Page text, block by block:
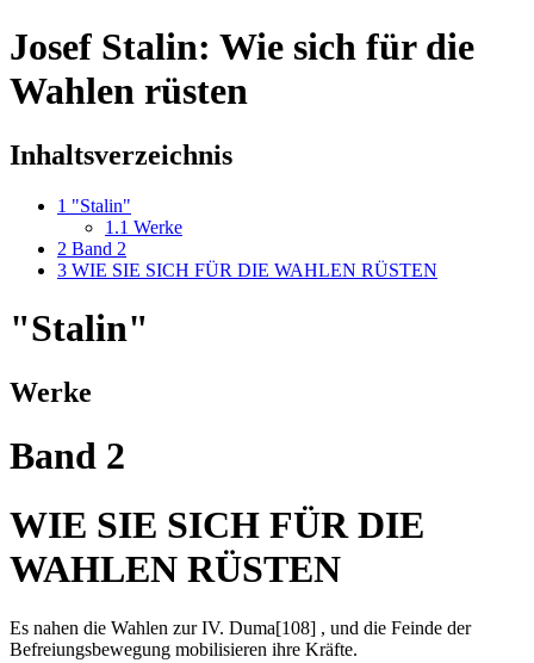
Josef Stalin: Wie sich für die
Wahlen rüsten
Inhaltsverzeichnis
1 "Stalin"
1.1 Werke
2 Band 2
3 WIE SIE SICH FÜR DIE WAHLEN RÜSTEN
"Stalin"
Werke
Band 2
WIE SIE SICH FÜR DIE
WAHLEN RÜSTEN
Es nahen die Wahlen zur IV. Duma[108] , und die Feinde der
Befreiungsbewegung mobilisieren ihre Kräfte.